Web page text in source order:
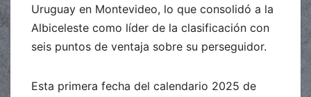
Uruguay en Montevideo, lo que consolidó a la
Albiceleste como líder de la clasificación con
seis puntos de ventaja sobre su perseguidor.
Esta primera fecha del calendario 2025 de